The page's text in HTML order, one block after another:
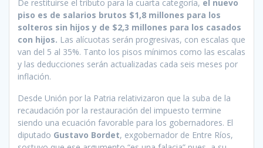
De restituirse el tributo para la cuarta categoría, el nuevo
piso es de salarios brutos $1,8 millones para los
solteros sin hijos y de $2,3 millones para los casados
con hijos. Las alícuotas serán progresivas, con escalas que
van del 5 al 35%. Tanto los pisos mínimos como las escalas
y las deducciones serán actualizadas cada seis meses por
inflación.
Desde Unión por la Patria relativizaron que la suba de la
recaudación por la restauración del impuesto termine
siendo una ecuación favorable para los gobernadores. El
diputado Gustavo Bordet, exgobernador de Entre Ríos,